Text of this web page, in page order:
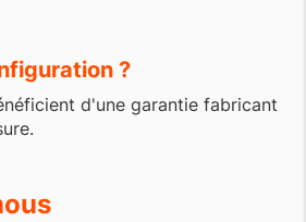
?
d'une garantie fabricant